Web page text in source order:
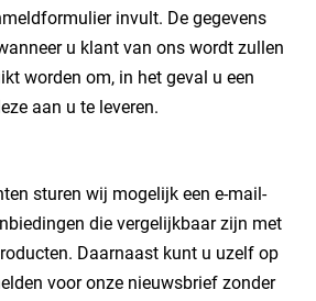
invult. De gegevens
u klant van ons wordt zullen
worden om, in het geval u een
aan u te leveren.
sturen wij mogelijk een e-mail-
die vergelijkbaar zijn met
Daarnaast kunt u uzelf op
voor onze nieuwsbrief zonder